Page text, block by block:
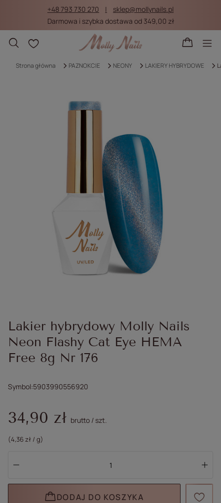
+48 793 730 270
sklep@mollynails.pl
Darmowa i szybka dostawa od 349,00 zł
Listy zakupowe
Strona główna PAZNOKCIE NEONY LAKIERY HYBRYDOWE
Lakier hybrydowy Molly Nails
Neon Flashy Cat Eye HEMA
Free 8g Nr 176
Symbol 5903990556920
34,90 zł brutto /szt.
(4,36 zł / g)
DODAJ DO KOSZYKA